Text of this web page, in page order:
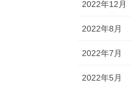
2022年12月
2022年8月
2022年7月
2022年5月